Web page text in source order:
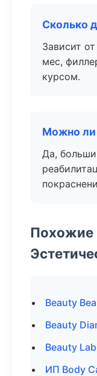
Сколько
Зависит
мес,
курсом.
Можно ли
Да,
Похожие
Beauty
Beauty
Beauty
ИП Body